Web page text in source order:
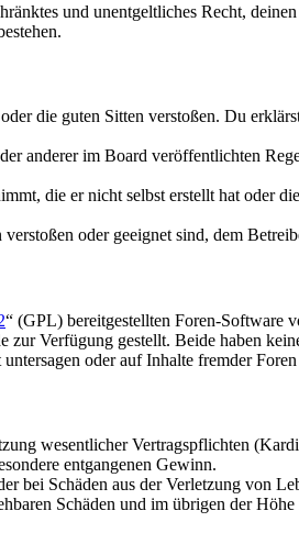
und unentgeltliches Recht,
die guten Sitten verstoßen. Du
anderer im Board veröffentlichten
die er nicht selbst erstellt hat oder
oder geeignet sind, dem
“ (GPL) bereitgestellten Foren-Software
Verfügung gestellt. Beide haben
oder auf Inhalte fremder
wesentlicher Vertragspflichten
entgangenen Gewinn.
bei Schäden aus der Verletzung von
Schäden und im übrigen der